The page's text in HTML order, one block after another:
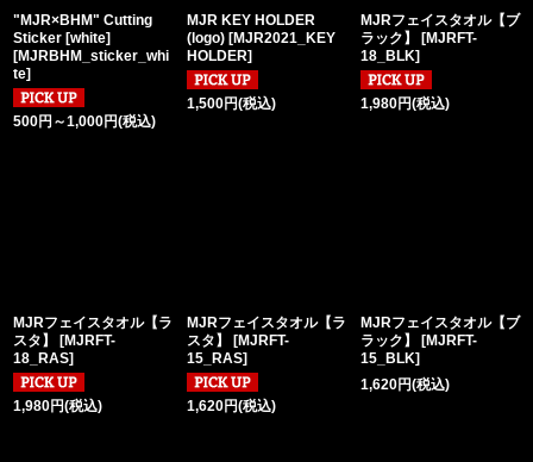
"MJR×BHM" Cutting
Sticker [white]
[MJRBHM_sticker_whi
te]
500円 ～1,000円(税込)
MJR KEY HOLDER
(logo) [MJR2021_KEY
HOLDER]
1,500円(税込)
MJRフェイスタオル【ブ
ラック】
[MJRFT-
18_BLK]
1,980円(税込)
MJRフェイスタオル【ラ
スタ】
[MJRFT-
18_RAS]
1,980円(税込)
MJRフェイスタオル【ラ
スタ】
[MJRFT-
15_RAS]
1,620円(税込)
MJRフェイスタオル【ブ
ラック】
[MJRFT-
15_BLK]
1,620円(税込)